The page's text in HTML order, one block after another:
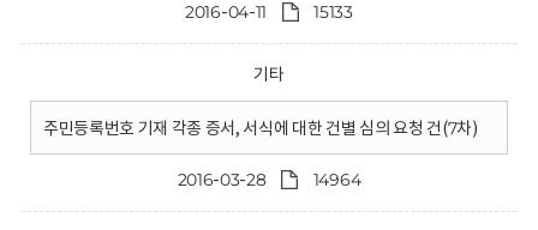
2016-04-11 15133
기타
주민등록번호 기재 각종 증서, 서식에 대한 건별 심의 요청 건(7차)
2016-03-28 14964